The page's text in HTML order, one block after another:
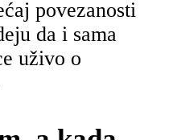
povezanosti
da i sama
uživo o